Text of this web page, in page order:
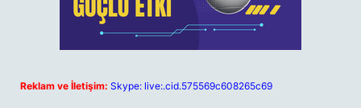
Reklam ve İletişim: Skype: live:.cid.575569c608265c69